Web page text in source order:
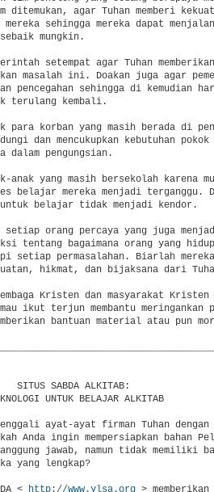
ditemukan, agar Tuhan memberi
mereka sehingga mereka dapat
mungkin.
setempat agar Tuhan
masalah ini. Doakan juga agar
pencegahan sehingga di kemudian
terulang kembali.
para korban yang masih berada di
dan mencukupkan kebutuhan pokok
dalam pengungsian.
anak yang masih bersekolah karena
belajar mereka menjadi terganggu.
belajar tidak menjadi kendor.
setiap orang percaya yang juga
tentang bagaimana orang yang
setiap permasalahan. Biarlah
hikmat, dan bijaksana dari
Kristen dan masyarakat Kristen
ikut terjun membantu meringankan
bantuan material atau pun
SITUS SABDA ALKITAB:
UNTUK BELAJAR ALKITAB
ayat-ayat firman Tuhan dengan
Anda ingin mempersiapkan bahan
jawab, namun tidak memiliki
yang lengkap?
<
http://www.ylsa.org > memberikan